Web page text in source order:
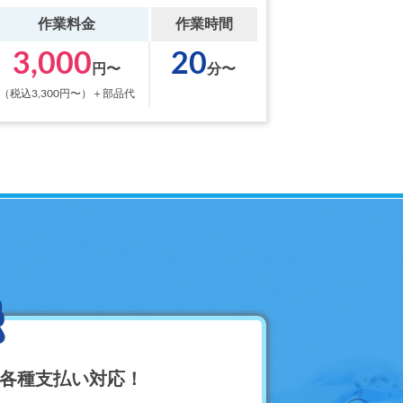
作業料金 作業時間
3,000 円〜
税込3,300円〜）＋部品代
20分〜
種支払い対応！